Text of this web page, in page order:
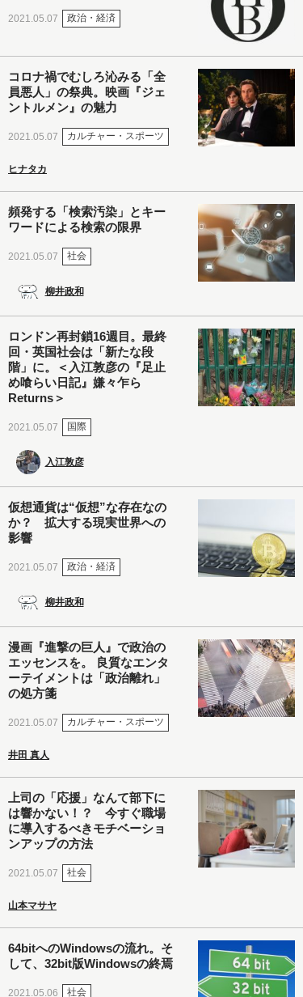
2021.05.07 政治・経済
コロナ禍でむしろ沁みる「全
員悪人」の祭典。映画『ジェ
ントルメン』の魅力
2021.05.07 カルチャー・スポーツ
ヒナタカ
頻発する「検索汚染」とキー
ワードによる検索の限界
2021.05.07 社会
柳井政和
ロンドン再封鎖16週目。最終
回・英国社会は「新たな段
階」に。＜入江敦彦の『足止
め喰らい日記』嫌々乍ら
Returns＞
2021.05.07 国際
入江敦彦
仮想通貨は“仮想”な存在なの
か？ 拡大する現実世界への
影響
2021.05.07 政治・経済
柳井政和
漫画『進撃の巨人』で政治の
エッセンスを。 良質なエンタ
ーテイメントは「政治離れ」
の処方箋
2021.05.07 カルチャー・スポーツ
井田 真人
上司の「応援」なんて部下に
は響かない！？ 今すぐ職場
に導入するべきモチベーショ
ンアップの方法
2021.05.07 社会
山本マサヤ
64bitへのWindowsの流れ。そ
して、32bit版Windowsの終焉
2021.05.06 社会